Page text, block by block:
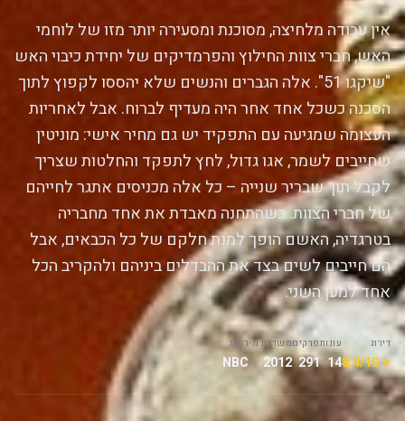
אין עבודה מלחיצה, מסוכנת ומסעירה יותר מזו של לוחמי
האש, חברי צוות החילוץ והפרמדיקים של יחידת כיבוי האש
"שיקגו 51". אלה הגברים והנשים שלא יהססו לקפוץ לתוך
הסכנה כשכל אחד אחר היה מעדיף לברוח. אבל לאחריות
העצומה שמגיעה עם התפקיד יש גם מחיר אישי: מוניטין
שחייבים לשמר, אגו גדול, לחץ לתפקד והחלטות שצריך
לקבל תוך שבריר שנייה – כל אלה מכניסים אתגר לחייהם
של חברי הצוות. כשהתחנה מאבדת את אחד מחבריה
בטרגדיה, האשם הופך למנת חלקם של כל הכבאים, אבל
הם חייבים לשים בצד את ההבדלים ביניהם ולהקריב הכל
אחד למען השני.
דירוג
⭐ 8.4/10
עונות
14
פרקים
291
משדרת מ-
2012
רשת
NBC